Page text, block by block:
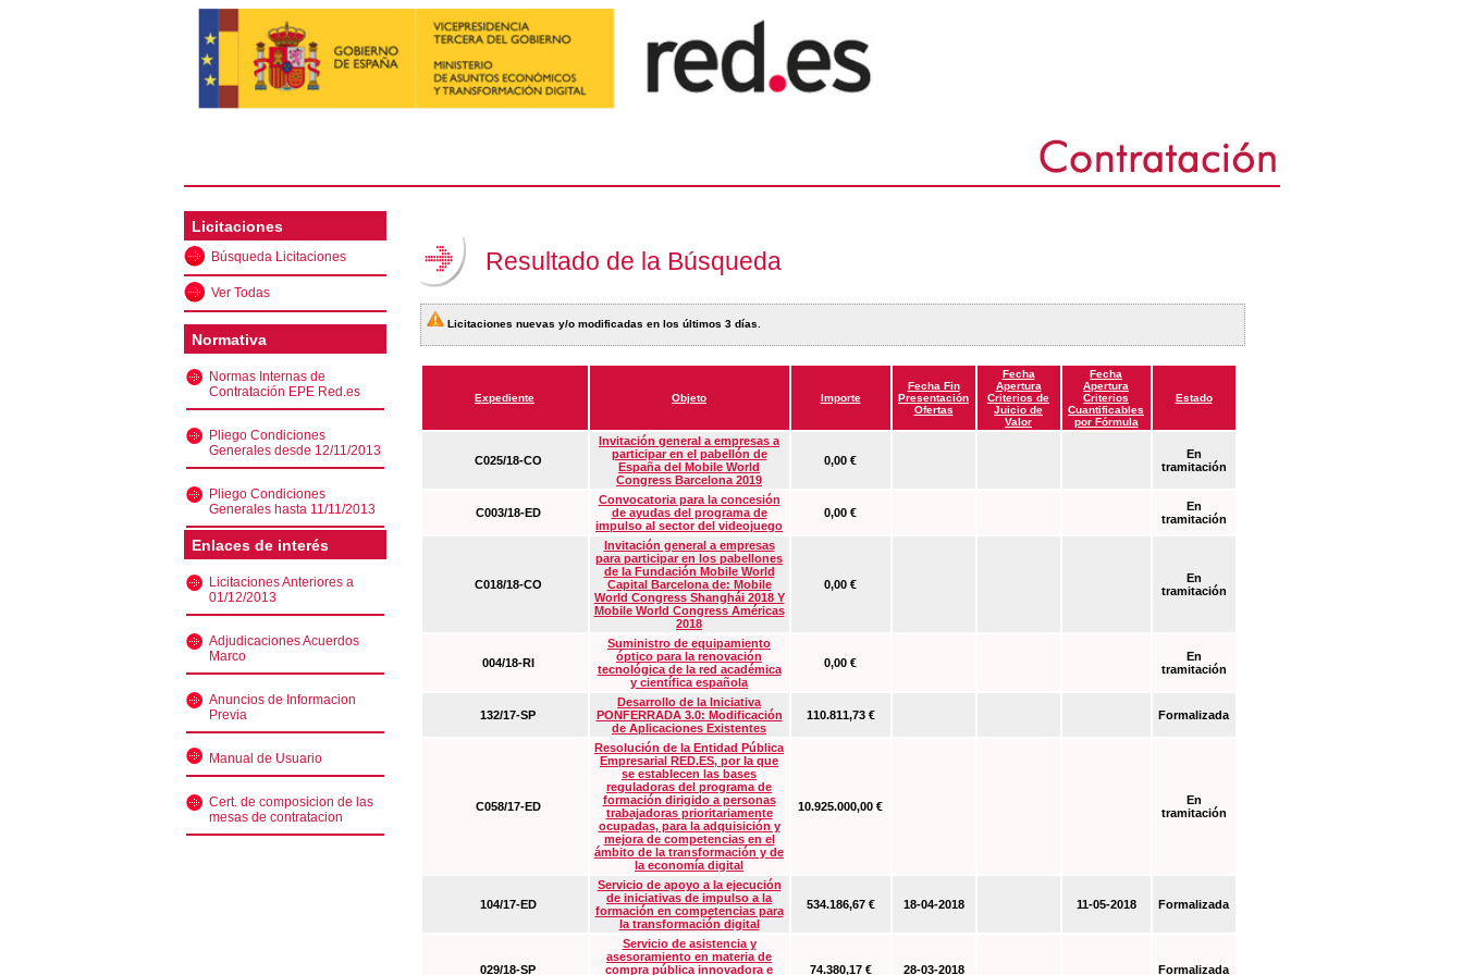
Licitaciones
Búsqueda Licitaciones
Ver Todas
Normativa
Normas Internas de
Contratación EPE Red.es
Pliego Condiciones
Generales desde 12/11/2013
Pliego Condiciones
Generales hasta 11/11/2013
Enlaces de interés
Licitaciones Anteriores a
01/12/2013
Adjudicaciones Acuerdos
Marco
Anuncios de Informacion
Previa
Manual de Usuario
Cert. de composicion de las
mesas de contratacion
Resultado de la Búsqueda
Licitaciones nuevas y/o modificadas en los últimos 3 días.
Expediente Objeto Importe
Fecha Fin
Presentación
Ofertas
Fecha
Apertura
Criterios de
Juicio de
Valor
Fecha
Apertura
Criterios
Cuantificables
por Fórmula
Estado
C025/18-CO
Invitación general a empresas a
participar en el pabellón de
España del Mobile World
Congress Barcelona 2019
0,00 €
En
tramitación
C003/18-ED
Convocatoria para la concesión
de ayudas del programa de
impulso al sector del videojuego
0,00 €
En
tramitación
C018/18-CO
Invitación general a empresas
para participar en los pabellones
de la Fundación Mobile World
Capital Barcelona de: Mobile
World Congress Shanghái 2018 Y
Mobile World Congress Américas
2018
0,00 €
En
tramitación
004/18-RI
Suministro de equipamiento
óptico para la renovación
tecnológica de la red académica
y científica española
0,00 €
En
tramitación
132/17-SP
Desarrollo de la Iniciativa
PONFERRADA 3.0: Modificación
de Aplicaciones Existentes
110.811,73 € Formalizada
C058/17-ED
Resolución de la Entidad Pública
Empresarial RED.ES, por la que
se establecen las bases
reguladoras del programa de
formación dirigido a personas
trabajadoras prioritariamente
ocupadas, para la adquisición y
mejora de competencias en el
ámbito de la transformación y de
la economía digital
10.925.000,00 €
En
tramitación
104/17-ED
Servicio de apoyo a la ejecución
de iniciativas de impulso a la
formación en competencias para
la transformación digital
534.186,67 € 18-04-2018 11-05-2018 Formalizada
029/18-SP
Servicio de asistencia y
asesoramiento en materia de
compra pública innovadora e
74.380,17 € 28-03-2018 Formalizada